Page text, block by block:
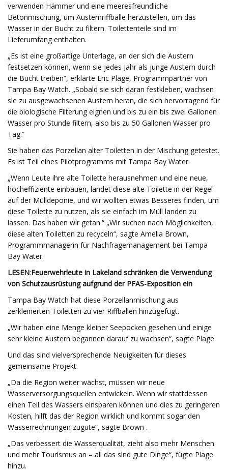
verwenden Hämmer und eine meeresfreundliche
Betonmischung, um Austernriffbälle herzustellen, um das
Wasser in der Bucht zu filtern. Toilettenteile sind im
Lieferumfang enthalten.
„Es ist eine großartige Unterlage, an der sich die Austern
festsetzen können, wenn sie jedes Jahr als junge Austern durch
die Bucht treiben“, erklärte Eric Plage, Programmpartner von
Tampa Bay Watch. „Sobald sie sich daran festkleben, wachsen
sie zu ausgewachsenen Austern heran, die sich hervorragend für
die biologische Filterung eignen und bis zu ein bis zwei Gallonen
Wasser pro Stunde filtern, also bis zu 50 Gallonen Wasser pro
Tag.“
Sie haben das Porzellan alter Toiletten in der Mischung getestet.
Es ist Teil eines Pilotprogramms mit Tampa Bay Water.
„Wenn Leute ihre alte Toilette herausnehmen und eine neue,
hocheffiziente einbauen, landet diese alte Toilette in der Regel
auf der Mülldeponie, und wir wollten etwas Besseres finden, um
diese Toilette zu nutzen, als sie einfach im Müll landen zu
lassen. Das haben wir getan.“ „Wir suchen nach Möglichkeiten,
diese alten Toiletten zu recyceln“, sagte Amelia Brown,
Programmmanagerin für Nachfragemanagement bei Tampa
Bay Water.
LESEN:Feuerwehrleute in Lakeland schränken die Verwendung
von Schutzausrüstung aufgrund der PFAS-Exposition ein
Tampa Bay Watch hat diese Porzellanmischung aus
zerkleinerten Toiletten zu vier Riffbällen hinzugefügt.
„Wir haben eine Menge kleiner Seepocken gesehen und einige
sehr kleine Austern begannen darauf zu wachsen“, sagte Plage.
Und das sind vielversprechende Neuigkeiten für dieses
gemeinsame Projekt.
„Da die Region weiter wächst, müssen wir neue
Wasserversorgungsquellen entwickeln. Wenn wir stattdessen
einen Teil des Wassers einsparen können und dies zu geringeren
Kosten, hilft das der Region wirklich und kommt sogar den
Wasserrechnungen zugute“, sagte Brown .
„Das verbessert die Wasserqualität, zieht also mehr Menschen
und mehr Tourismus an – all das sind gute Dinge“, fügte Plage
hinzu.